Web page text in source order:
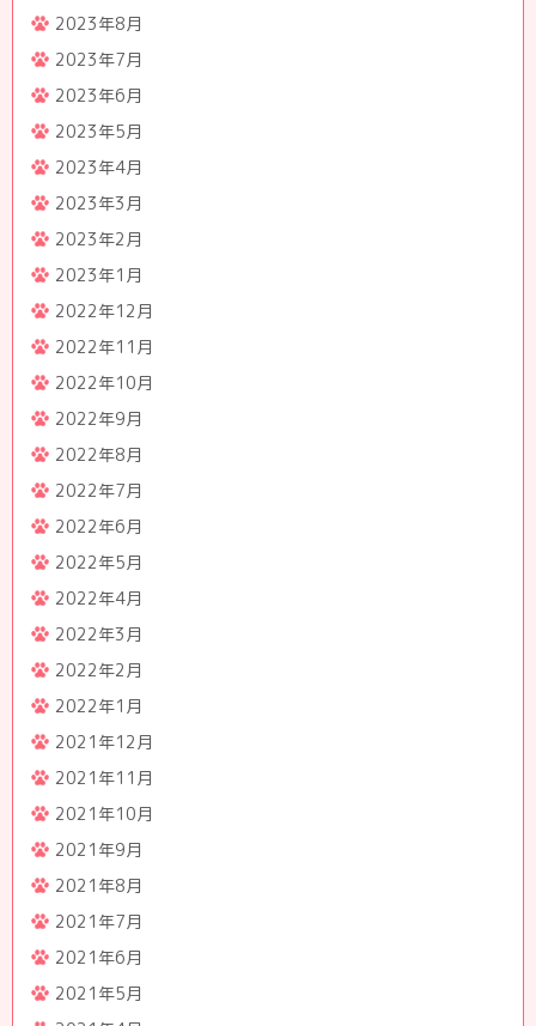
2023年8月
2023年7月
2023年6月
2023年5月
2023年4月
2023年3月
2023年2月
2023年1月
2022年12月
2022年11月
2022年10月
2022年9月
2022年8月
2022年7月
2022年6月
2022年5月
2022年4月
2022年3月
2022年2月
2022年1月
2021年12月
2021年11月
2021年10月
2021年9月
2021年8月
2021年7月
2021年6月
2021年5月